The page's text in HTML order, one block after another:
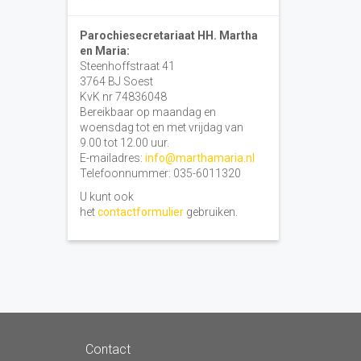
Parochiesecretariaat HH. Martha
en Maria:
Steenhoffstraat 41
3764 BJ Soest
KvK nr 74836048
Bereikbaar op maandag en
woensdag tot en met vrijdag van
9.00 tot 12.00 uur.
E-mailadres: info@marthamaria.nl
Telefoonnummer: 035-6011320
U kunt ook
hetcontactformuliergebruiken.
Contact